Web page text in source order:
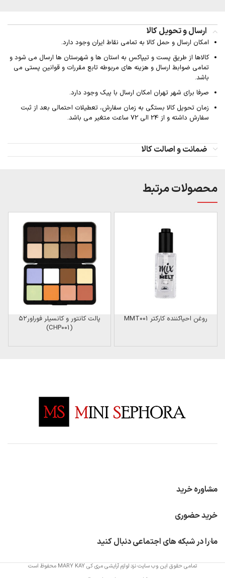
ارسال و تحویل کالا
امکان ارسال و حمل کالا به تمامی نقاط ایران وجود دارد.
کالاها از طریق پست و تیپاکس به استان ها و شهرستان ها ارسال می شود و
تمامی ضوابط ارسال و هزینه های مربوطه تابع مقررات و قوانین پستی می
باشد.
صرفا برای شهر تهران امکان ارسال با پیک وجود دارد.
زمان تحویل کالا بستگی به زمان سفارش، تعطیلات احتمالی بعد از ثبت
سفارش داشته و از 24 الی 72 ساعت متغیر می باشد.
ضمانت و اصالت کالا
محصولات مرتبط
روغن احیاکننده کارکتر MMT001
پالت کانتور و کانسیلر فوراور۵۲
(CHP001)
مشاوره خرید
خرید حضوری
ما را در شبکه های اجتماعی دنبال کنید
تمامی حقوق این وب سایت نزد لوازم آرایشی مری کی MARY KAY محفوظ است